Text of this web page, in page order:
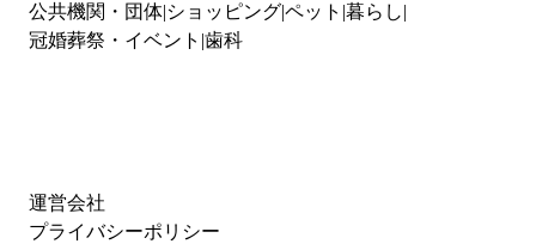
公共機関・団体 ショッピングペット 暮らし
冠婚葬祭・イベント 歯科
運営会社
プライバシーポリシー